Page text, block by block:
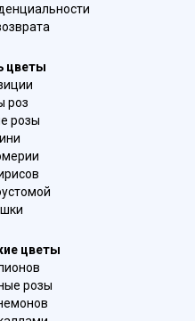
цветы
роз
розы
цветы
розы